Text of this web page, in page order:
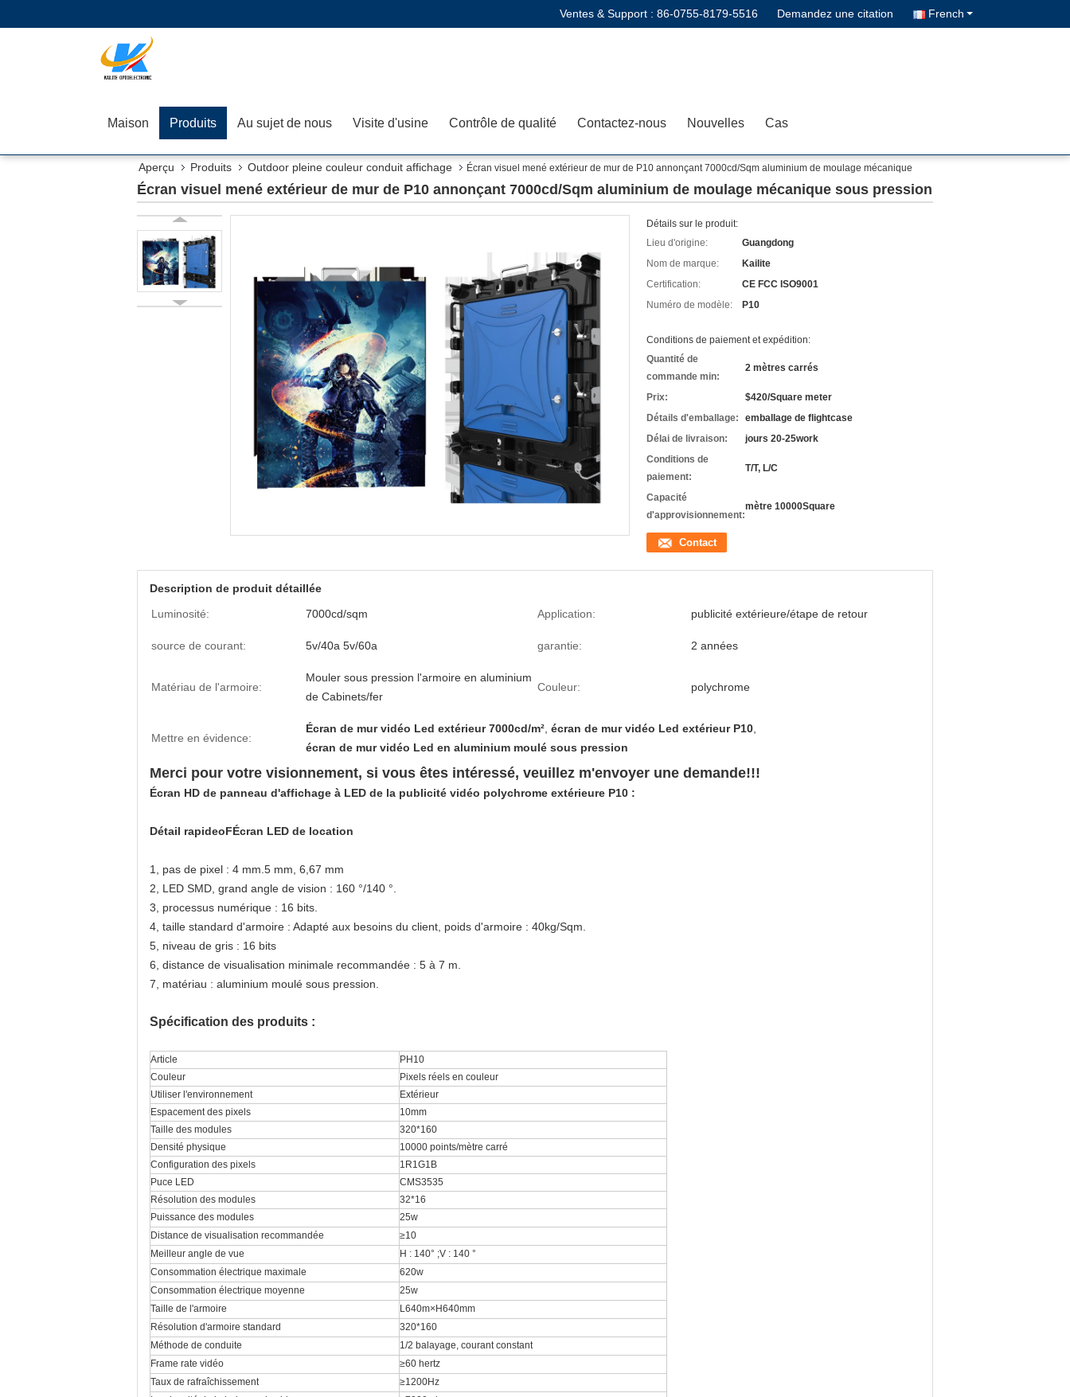
Ventes & Support : 86-0755-8179-5516 Demandez une citation French
Maison Produits Au sujet de nous Visite d'usine Contrôle de qualité Contactez-nous Nouvelles Cas
Aperçu Produits Outdoor pleine couleur conduit affichage
Écran visuel mené extérieur de mur de P10 annonçant 7000cd/Sqm aluminium de moulage mécanique
sous pression
Écran visuel mené extérieur de mur de P10 annonçant 7000cd/Sqm aluminium de moulage mécanique sous pression
Détails sur le produit:
Lieu d'origine:
Guangdong
Nom de marque:
Kailite
Certification:
CE FCC ISO9001
Numéro de modèle:
P10
Conditions de paiement et expédition:
Quantité de
commande min:
2 mètres carrés
Prix:
$420/Square meter
Détails d'emballage:
emballage de flightcase
Délai de livraison:
jours 20-25work
Conditions de
paiement:
T/T, L/C
Capacité
d'approvisionnement:
mètre 10000Square
Contact
Description de produit détaillée
Luminosité:
7000cd/sqm Application: publicité extérieure/étape de retour
source de courant: 5v/40a ​​5v/60a garantie: 2 années
Matériau de l'armoire:
Mouler sous pression l'armoire en aluminium
de Cabinets/fer
Couleur: polychrome
Mettre en évidence:
Écran de mur vidéo Led extérieur 7000cd/m² écran de mur vidéo Led extérieur P10
écran de mur vidéo Led en aluminium moulé sous pression
Merci pour votre visionnement, si vous êtes intéressé, veuillez m'envoyer une demande!!!
Écran HD de panneau d'affichage à LED de la publicité vidéo polychrome extérieure P10 :
Détail rapideoFÉcran LED de location
1, pas de pixel : 4 mm.5 mm, 6,67 mm
2, LED SMD, grand angle de vision : 160 °/140 °.
3, processus numérique : 16 bits.
4, taille standard d'armoire : Adapté aux besoins du client, poids d'armoire : 40kg/Sqm.
5, niveau de gris : 16 bits
6, distance de visualisation minimale recommandée : 5 à 7 m.
7, matériau : aluminium moulé sous pression.
Spécification des produits :
Article
PH10
Couleur
Pixels réels en couleur
Utiliser l'environnement
Extérieur
Espacement des pixels
10mm
Taille des modules
320*160
Densité physique
10000 points/mètre carré
Configuration des pixels
1R1G1B
Puce LED
CMS3535
Résolution des modules
32*16
Puissance des modules
25w
Distance de visualisation recommandée
≥10
Meilleur angle de vue
H : 140° ;V : 140 °
Consommation électrique maximale
620w
Consommation électrique moyenne
25w
Taille de l'armoire
L640m×H640mm
Résolution d'armoire standard
320*160
Méthode de conduite
1/2 balayage, courant constant
Frame rate vidéo
≥60 hertz
Taux de rafraîchissement
≥1200Hz